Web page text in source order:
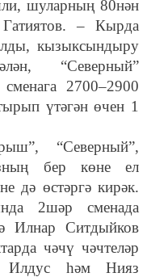
шуларның 80нән
– Кырда
кызыксындыру
“Северный”
сменага 2700–2900
үтәгән өчен 1
“Северный”,
бер көне ел
дә өстәргә кирәк.
2шәр сменада
Илнар Ситдыйков
чәчү чәчтеләр
Илдус һәм Нияз